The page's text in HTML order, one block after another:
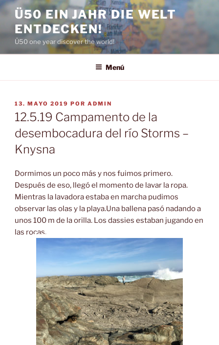
Saltar
contenido
Ü50 EIN JAHR DIE WELT
ENTDECKEN!
Ü50 one year discover the world!
Menú
PUBLICADO
EL
13. MAYO 2019 POR ADMIN
12.5.19 Campamento de la
desembocadura del río Storms –
Knysna
Dormimos un poco más y nos fuimos primero.
Después de eso, llegó el momento de lavar la ropa.
Mientras la lavadora estaba en marcha pudimos
observar las olas y la playa.Una ballena pasó nadando a
unos 100 m de la orilla. Los dassies estaban jugando en
las rocas.